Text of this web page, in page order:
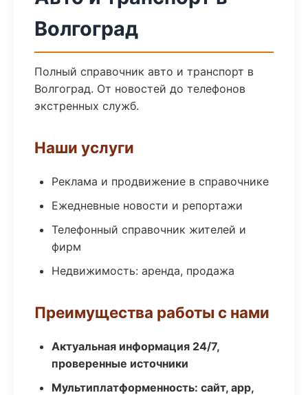
Волгоград
Полный справочник авто и транспорт в
Волгоград. От новостей до телефонов
экстренных служб.
Наши услуги
Реклама и продвижение в справочнике
Ежедневные новости и репортажи
Телефонный справочник жителей и
фирм
Недвижимость: аренда, продажа
Преимущества работы с нами
Актуальная информация 24/7,
проверенные источники
Мультиплатформенность: сайт, app,